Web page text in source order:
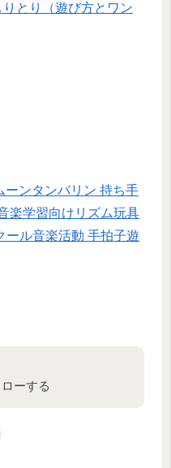
とり（遊び方とワン
ーンタンバリン 持ち手
楽学習向けリズム玩具
ール音楽活動 手拍子遊
ーする